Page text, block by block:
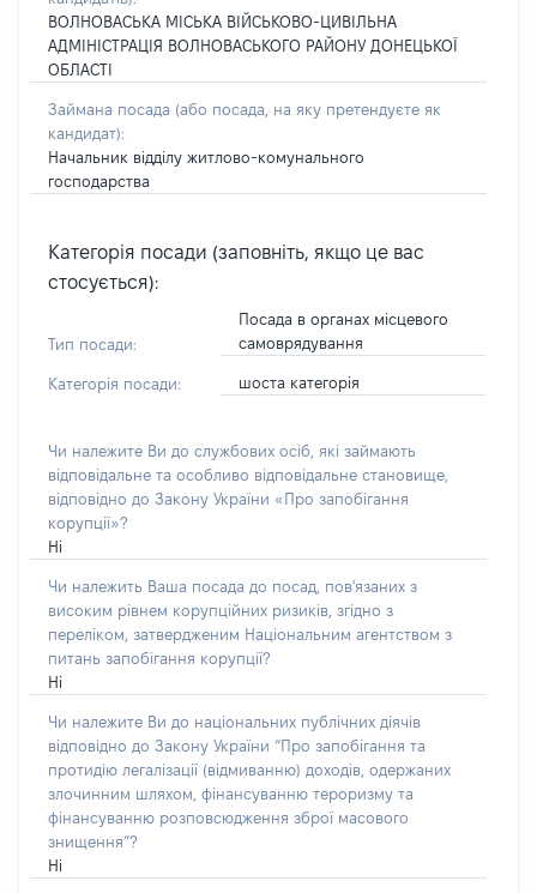
ВОЛНОВАСЬКА МІСЬКА ВІЙСЬКОВО-ЦИВІЛЬНА
АДМІНІСТРАЦІЯ ВОЛНОВАСЬКОГО РАЙОНУ ДОНЕЦЬКОЇ
ОБЛАСТІ
Займана посада (або посада, на яку претендуєте як
кандидат):
Начальник відділу житлово-комунального
господарства
Категорія посади (заповніть, якщо це вас
стосується):
Тип посади:
Посада в органах місцевого
самоврядування
Категорія посади: шоста категорія
Чи належите Ви до службових осіб, які займають
відповідальне та особливо відповідальне становище,
відповідно до Закону України «Про запобігання
корупції»?
Ні
Чи належить Ваша посада до посад, пов'язаних з
високим рівнем корупційних ризиків, згідно з
переліком, затвердженим Національним агентством з
питань запобігання корупції?
Ні
Чи належите Ви до національних публічних діячів
відповідно до Закону України “Про запобігання та
протидію легалізації (відмиванню) доходів, одержаних
злочинним шляхом, фінансуванню тероризму та
фінансуванню розповсюдження зброї масового
знищення”?
Ні